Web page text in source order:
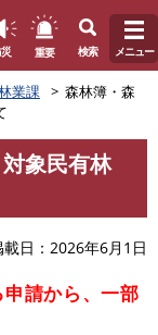
災 重要 検索 メニュー
業課
森林簿・森
象民有林
載日 2026年6月1日
請から、一部